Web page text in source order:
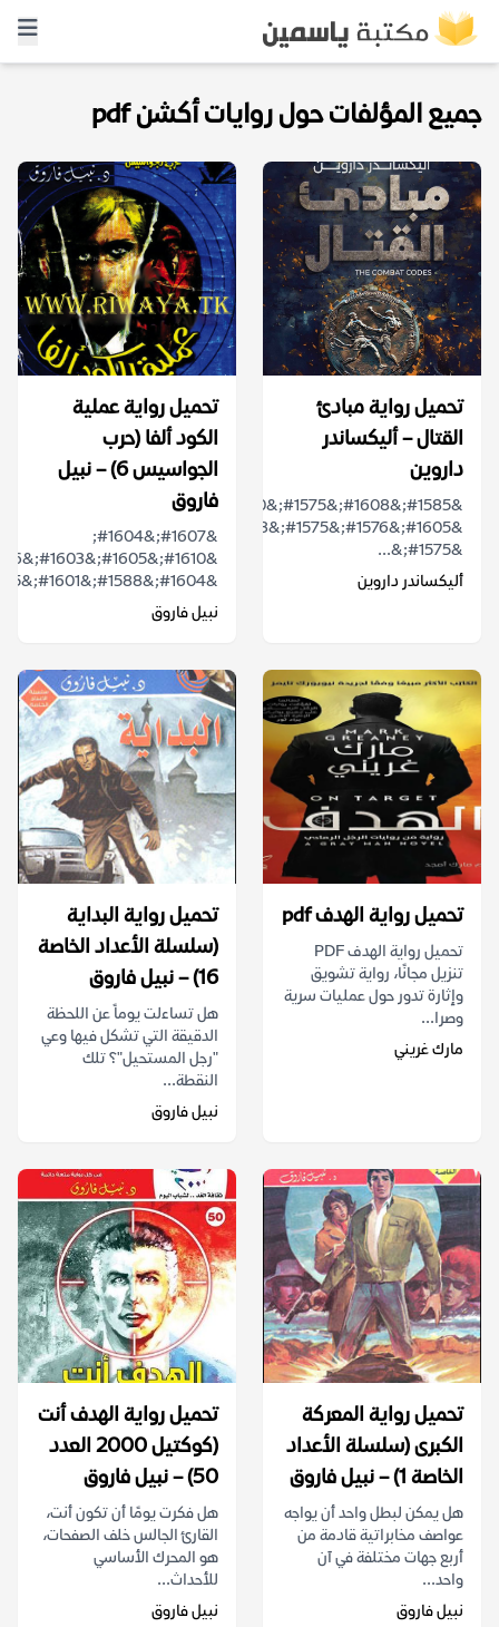
جميع المؤلفات حول روايات أكشن pdf
تحميل رواية مبادئ
القتال – أليكساندر
داروين
&#1605;&#1576;&#1575;&#1583;&#1574;
&#1575;&...
أليكساندر داروين
تحميل رواية عملية
الكود ألفا (حرب
الجواسيس 6) – نبيل
فاروق
&#1607;&#1604;
&#1604;&#1588;&#1601;&#1585;&#1577;...
نبيل فاروق
تحميل رواية الهدف pdf
تحميل رواية الهدف PDF
تنزيل مجانًا، رواية تشويق
وإثارة تدور حول عمليات سرية
وصرا...
مارك غريني
تحميل رواية البداية
(سلسلة الأعداد الخاصة
16) – نبيل فاروق
هل تساءلت يوماً عن اللحظة
الدقيقة التي تشكل فيها وعي
"رجل المستحيل"؟ تلك
النقطة...
نبيل فاروق
تحميل رواية المعركة
الكبرى (سلسلة الأعداد
الخاصة 1) – نبيل فاروق
هل يمكن لبطل واحد أن يواجه
عواصف مخابراتية قادمة من
أربع جهات مختلفة في آن
واحد...
نبيل فاروق
تحميل رواية الهدف أنت
(كوكتيل 2000 العدد
50) – نبيل فاروق
هل فكرت يومًا أن تكون أنت،
القارئ الجالس خلف الصفحات،
هو المحرك الأساسي
للأحداث...
نبيل فاروق